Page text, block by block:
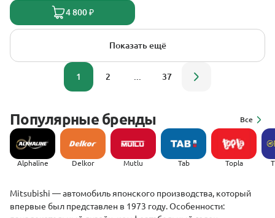
4 800 ₽
Показать ещё
1 2 37
Популярные бренды Все
Alphaline Delkor Mutlu Tab Topla
Mitsubishi — автомобиль японского производства, который
впервые был представлен в 1973 году. Особенности: